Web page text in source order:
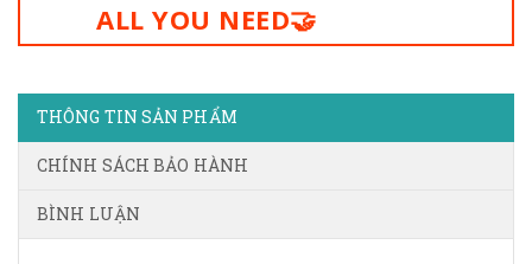
ALL YOU NEED🤝
THÔNG TIN SẢN PHẨM
CHÍNH SÁCH BẢO HÀNH
BÌNH LUẬN